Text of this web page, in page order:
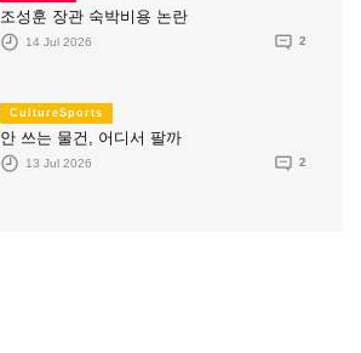
조성훈 장관 숙박비용 논란
14 Jul 2026 2
CultureSports
안 쓰는 물건, 어디서 팔까
13 Jul 2026 2